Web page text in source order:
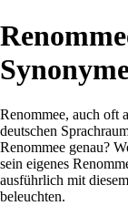
Renommee, auch oft
deutschen
Renommee genau?
sein eigenes
ausführlich mit
beleuchten.